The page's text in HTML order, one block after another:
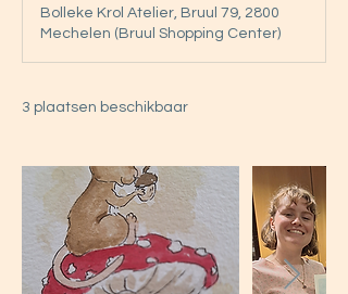
Bolleke Krol Atelier, Bruul 79, 2800
Mechelen (Bruul Shopping Center)
3 plaatsen beschikbaar